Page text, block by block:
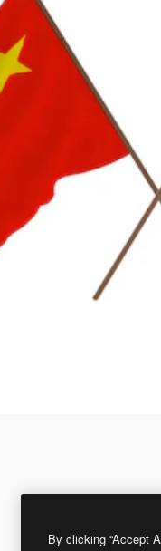
By clicking “Accept